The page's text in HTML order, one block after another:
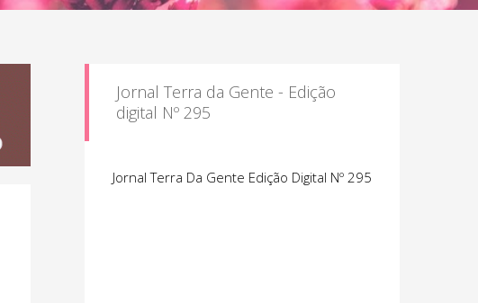
Jornal Terra da Gente - Edição
digital Nº 295
Jornal Terra Da Gente Edição Digital Nº 295